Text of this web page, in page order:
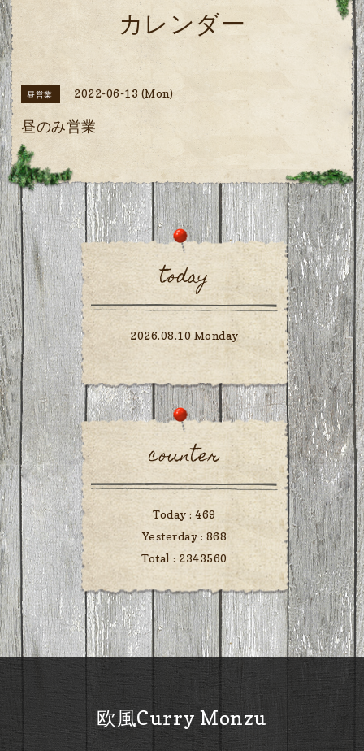
カレンダー
昼営業 2022-06-13 (Mon)
昼のみ営業
today
2026.08.10 Monday
counter
Today :469
Yesterday : 868
Total : 2343560
欧風Curry Monzu